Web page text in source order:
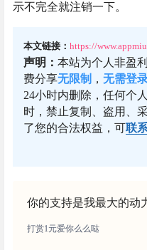
示不完全就注销一下。
本文链接： https://
声明： 本站为个人非盈
费分享无限制 ， 无需登
24小时内删除，任何个
时，禁止复制、盗用、
了您的合法权益，可 联
你的支持是我最大的动
打赏1元爱你么么哒